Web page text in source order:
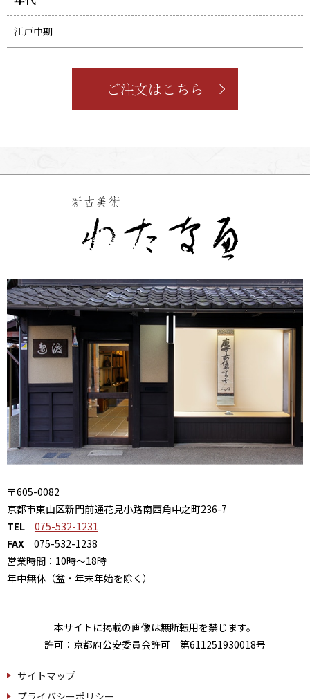
江戸中期
ご注文はこちら
〒605-0082
京都市東山区新門前通花見小路南西角中之町236-7
TEL
075-532-1231
FAX075-532-1238
営業時間：10時～18時
年中無休（盆・年末年始を除く）
本サイトに掲載の画像は無断転用を禁じます。
許可：京都府公安委員会許可 第611251930018号
サイトマップ
プライバシーポリシー